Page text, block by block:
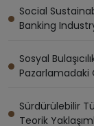
Social
Banking Industry
Sosyal
Pazarlamadaki
Sürdürülebilir
Teorik